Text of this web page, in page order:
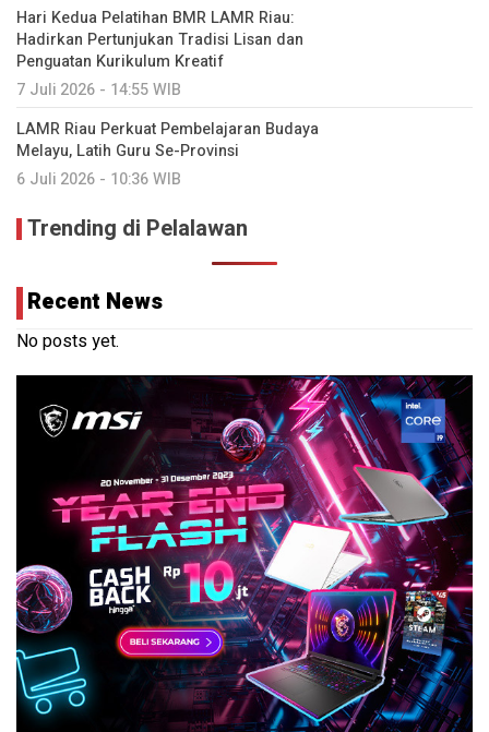
Hari Kedua Pelatihan BMR LAMR Riau:
Hadirkan Pertunjukan Tradisi Lisan dan
Penguatan Kurikulum Kreatif
7 Juli 2026 - 14:55 WIB
LAMR Riau Perkuat Pembelajaran Budaya
Melayu, Latih Guru Se-Provinsi
6 Juli 2026 - 10:36 WIB
Trending di Pelalawan
Recent News
No posts yet.